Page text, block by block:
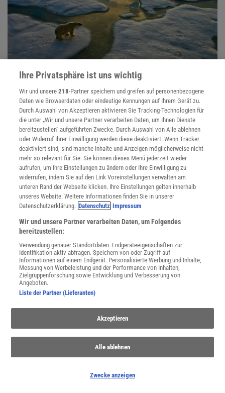
Die Menschheit heizt der Erde ein. Welche Folgen des
Klimawandels sind spürbar? Was kommt in den nächsten
Jahrzehnten auf uns zu? Wie können Mensch und Natur sich
anpassen?
PARTNERINHALTE
Ihre Privatsphäre ist uns wichtig
Wir und unsere218-Partner speichern und greifen auf personenbezogene
Daten wie Browserdaten oder eindeutige Kennungen auf Ihrem Gerät zu.
Durch Auswahl von Akzeptieren aktivieren Sie Tracking-Technologien für
die unter „Wir und unsere Partner verarbeiten Daten, um Ihnen Dienste
bereitzustellen“ aufgeführten Zwecke. Durch Auswahl von Alle ablehnen
oder Widerruf Ihrer Einwilligung werden diese deaktiviert. Wenn Tracker
deaktiviert sind, sind manche Inhalte und Anzeigen möglicherweise nicht
mehr so relevant für Sie. Sie können dieses Menü jederzeit wieder
aufrufen, um Ihre Einstellungen zu ändern oder Ihre Einwilligung zu
widerrufen, indem Sie auf den Link Voreinstellungen verwalten am
unteren Rand der Webseite klicken. Ihre Einstellungen gelten innerhalb
unseres Website. Weitere Informationen finden Sie in unserer
Datenschutzerklärung. Datenschutz Impressum
Wir und unsere Partner verarbeiten Daten, um Folgendes
bereitzustellen:
Verwendung genauer Standortdaten. Endgeräteeigenschaften zur
Identifikation aktiv abfragen. Speichern von oder Zugriff auf
Informationen auf einem Endgerät. Personalisierte Werbung und Inhalte,
Messung von Werbeleistung und der Performance von Inhalten,
Zielgruppenforschung sowie Entwicklung und Verbesserung von
Angeboten.
Liste der Partner (Lieferanten)
Akzeptieren
Alle ablehnen
Zwecke anzeigen